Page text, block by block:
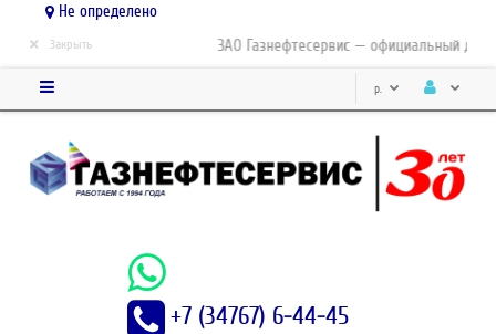
Не определено
ЗАО Газнефтесервис — официальный
× Закрыть
р.
+7 (34767) 6-44-45